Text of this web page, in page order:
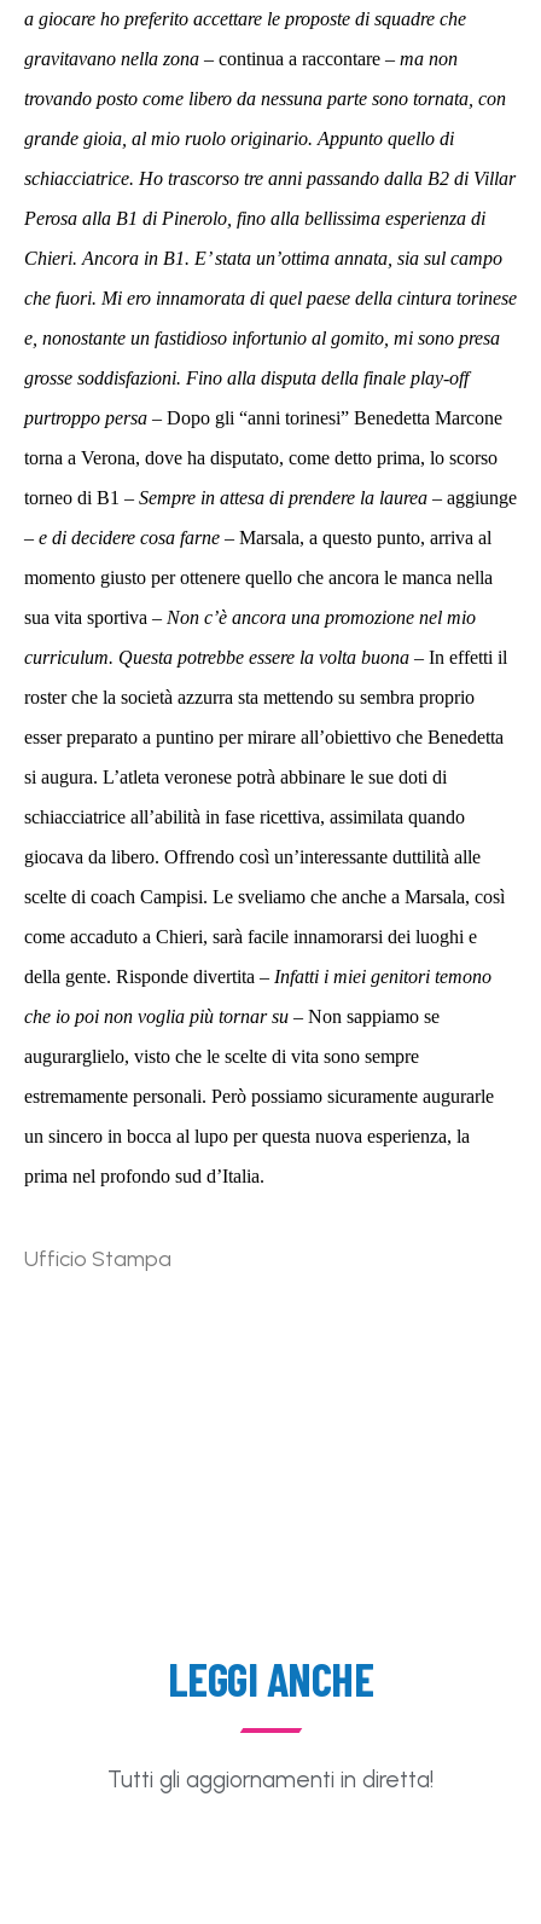
a giocare ho preferito accettare le proposte di squadre che
gravitavano nella zona – continua a raccontare – ma non
trovando posto come libero da nessuna parte sono tornata, con
grande gioia, al mio ruolo originario. Appunto quello di
schiacciatrice. Ho trascorso tre anni passando dalla B2 di Villar
Perosa alla B1 di Pinerolo, fino alla bellissima esperienza di
Chieri. Ancora in B1. E’ stata un’ottima annata, sia sul campo
che fuori. Mi ero innamorata di quel paese della cintura torinese
e, nonostante un fastidioso infortunio al gomito, mi sono presa
grosse soddisfazioni. Fino alla disputa della finale play-off
purtroppo persa – Dopo gli “anni torinesi” Benedetta Marcone
torna a Verona, dove ha disputato, come detto prima, lo scorso
torneo di B1 – Sempre in attesa di prendere la laurea – aggiunge
– e di decidere cosa farne – Marsala, a questo punto, arriva al
momento giusto per ottenere quello che ancora le manca nella
sua vita sportiva – Non c’è ancora una promozione nel mio
curriculum. Questa potrebbe essere la volta buona – In effetti il
roster che la società azzurra sta mettendo su sembra proprio
esser preparato a puntino per mirare all’obiettivo che Benedetta
si augura. L’atleta veronese potrà abbinare le sue doti di
schiacciatrice all’abilità in fase ricettiva, assimilata quando
giocava da libero. Offrendo così un’interessante duttilità alle
scelte di coach Campisi. Le sveliamo che anche a Marsala, così
come accaduto a Chieri, sarà facile innamorarsi dei luoghi e
della gente. Risponde divertita – Infatti i miei genitori temono
che io poi non voglia più tornar su – Non sappiamo se
augurarglielo, visto che le scelte di vita sono sempre
estremamente personali. Però possiamo sicuramente augurarle
un sincero in bocca al lupo per questa nuova esperienza, la
prima nel profondo sud d’Italia.
Ufficio Stampa
LEGGI ANCHE
Tutti gli aggiornamenti in diretta!